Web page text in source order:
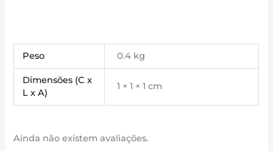
Peso 0.4 kg
Dimensões (C x
L x A)
1 × 1 × 1 cm
Ainda não existem avaliações.